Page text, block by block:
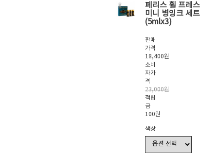
페리스 휠 프레스
미니 병잉크 세트
(5mlx3)
판매
가격
18,400원
소비
자가
격
23,000원
적립
금
100원
색상